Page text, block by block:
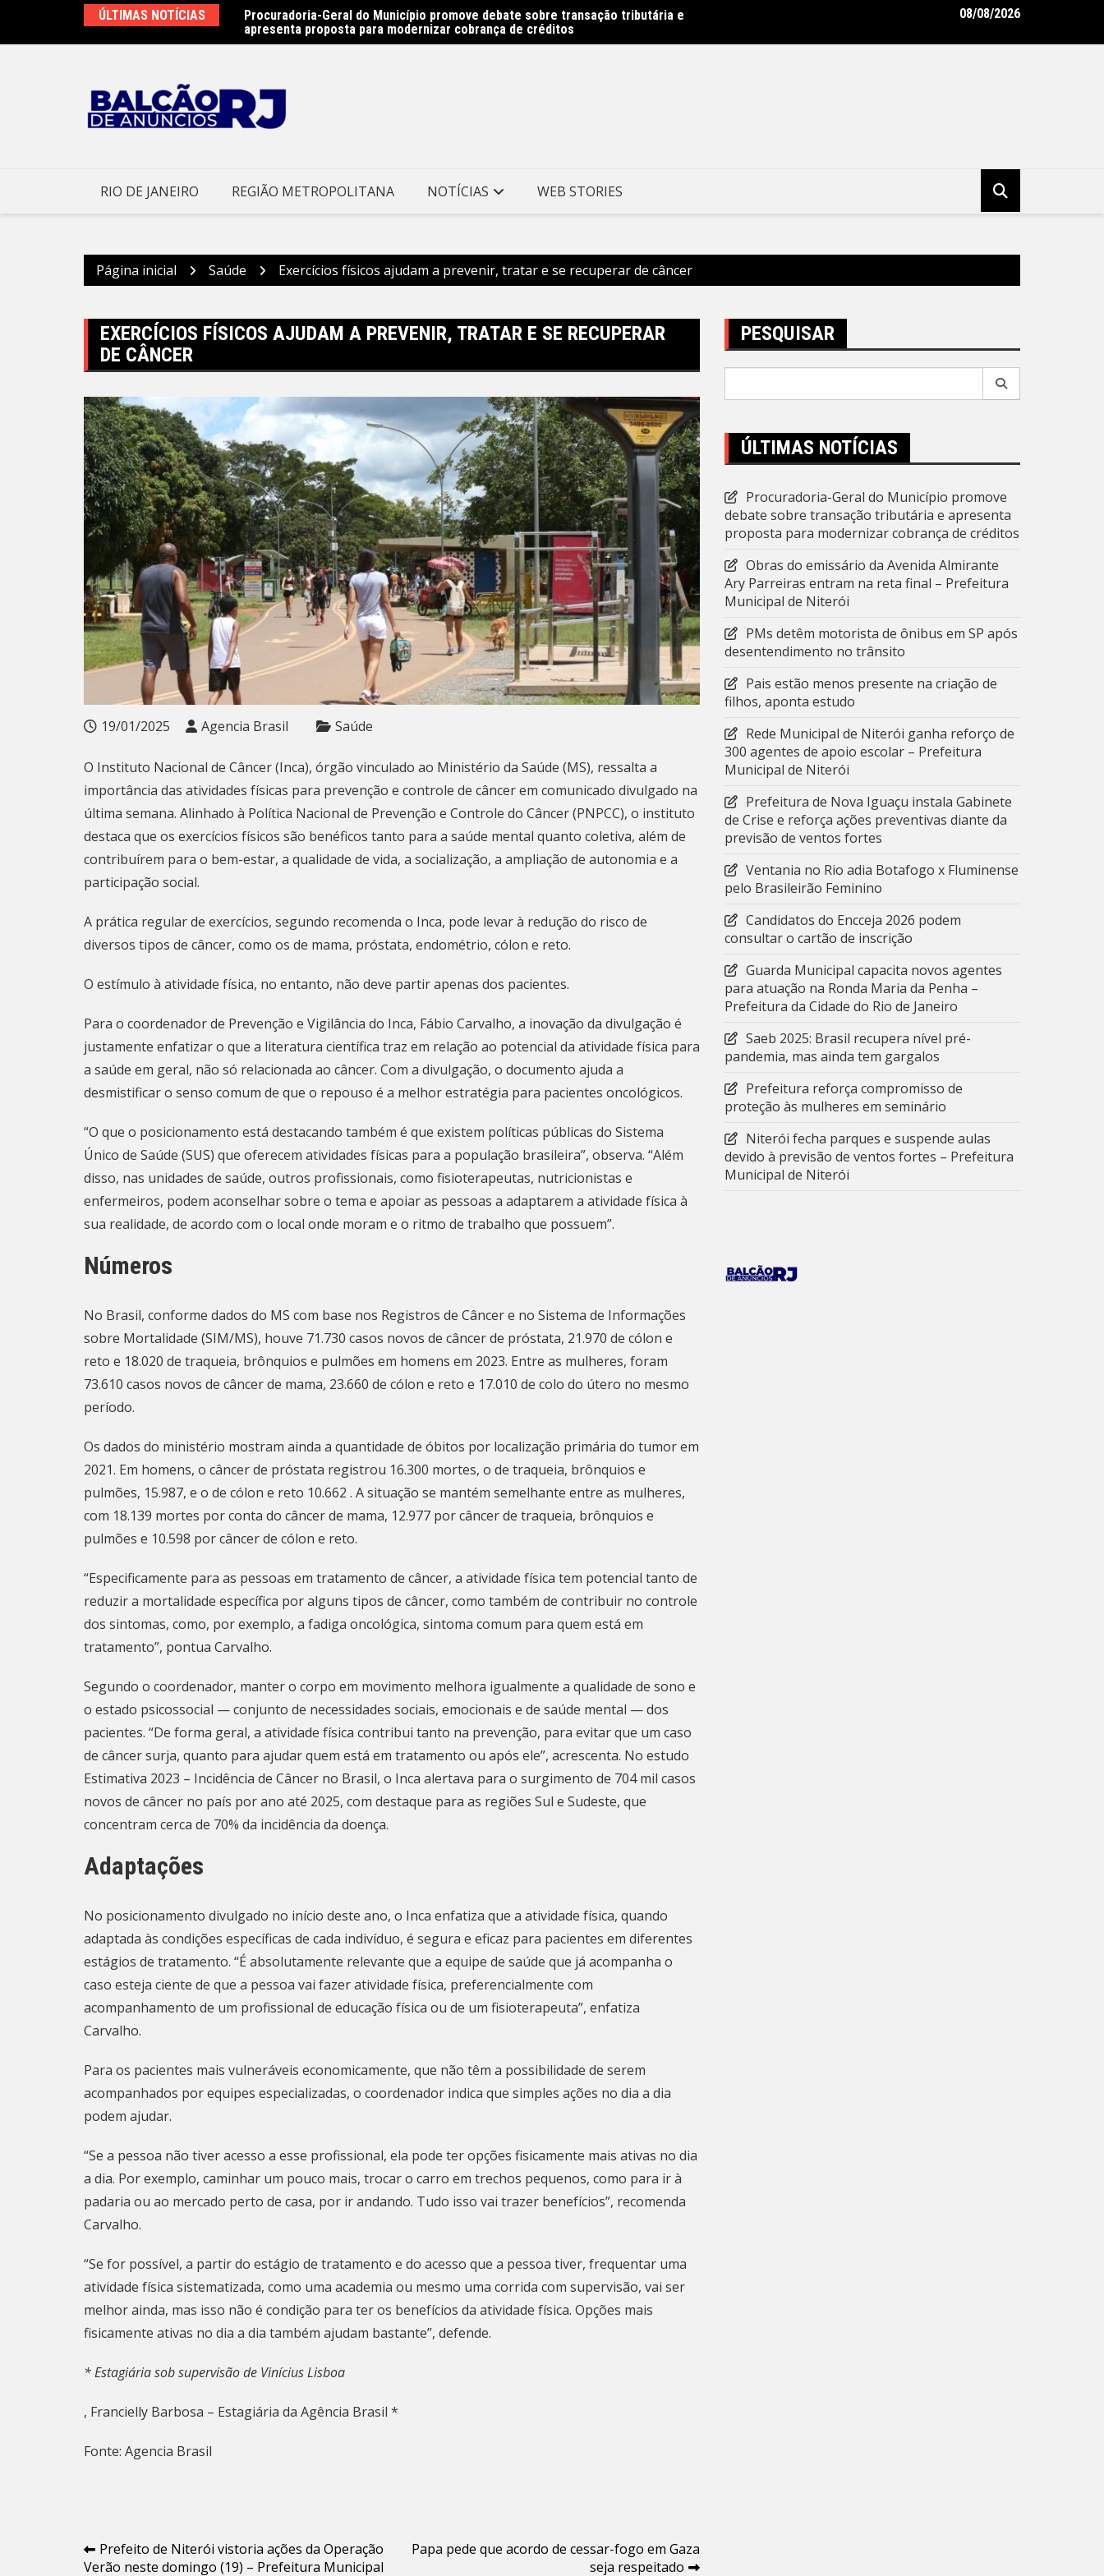
o
ÚLTIMAS NOTÍCIAS
Procuradoria-Geral do Município promove debate sobre transação tributária e
apresenta proposta para modernizar cobrança de créditos
Obras do emissário da Avenida Almirante Ary Parreiras entram na reta final –
Prefeitura Municipal de Niterói
Rede Municipal de Niterói ganha reforço de 300 agentes de apoio
08/08/2026
RIO DE JANEIRO REGIÃO METROPOLITANA NOTÍCIAS WEB STORIES
Página inicial Saúde Exercícios físicos ajudam a prevenir, tratar e se recuperar de câncer
EXERCÍCIOS FÍSICOS AJUDAM A PREVENIR, TRATAR E SE RECUPERAR
DE CÂNCER
19/01/2025 Agencia Brasil Saúde
O Instituto Nacional de Câncer (Inca), órgão vinculado ao Ministério da Saúde (MS), ressalta a
importância das atividades físicas para prevenção e controle de câncer em comunicado divulgado na
última semana. Alinhado à Política Nacional de Prevenção e Controle do Câncer (PNPCC), o instituto
destaca que os exercícios físicos são benéficos tanto para a saúde mental quanto coletiva, além de
contribuírem para o bem-estar, a qualidade de vida, a socialização, a ampliação de autonomia e a
participação social.
A prática regular de exercícios, segundo recomenda o Inca, pode levar à redução do risco de
diversos tipos de câncer, como os de mama, próstata, endométrio, cólon e reto.
O estímulo à atividade física, no entanto, não deve partir apenas dos pacientes.
Para o coordenador de Prevenção e Vigilância do Inca, Fábio Carvalho, a inovação da divulgação é
justamente enfatizar o que a literatura científica traz em relação ao potencial da atividade física para
a saúde em geral, não só relacionada ao câncer. Com a divulgação, o documento ajuda a
desmistificar o senso comum de que o repouso é a melhor estratégia para pacientes oncológicos.
“O que o posicionamento está destacando também é que existem políticas públicas do Sistema
Único de Saúde (SUS) que oferecem atividades físicas para a população brasileira”, observa. “Além
disso, nas unidades de saúde, outros profissionais, como fisioterapeutas, nutricionistas e
enfermeiros, podem aconselhar sobre o tema e apoiar as pessoas a adaptarem a atividade física à
sua realidade, de acordo com o local onde moram e o ritmo de trabalho que possuem”.
Números
No Brasil, conforme dados do MS com base nos Registros de Câncer e no Sistema de Informações
sobre Mortalidade (SIM/MS), houve 71.730 casos novos de câncer de próstata, 21.970 de cólon e
reto e 18.020 de traqueia, brônquios e pulmões em homens em 2023. Entre as mulheres, foram
73.610 casos novos de câncer de mama, 23.660 de cólon e reto e 17.010 de colo do útero no mesmo
período.
Os dados do ministério mostram ainda a quantidade de óbitos por localização primária do tumor em
2021. Em homens, o câncer de próstata registrou 16.300 mortes, o de traqueia, brônquios e
pulmões, 15.987, e o de cólon e reto 10.662 . A situação se mantém semelhante entre as mulheres,
com 18.139 mortes por conta do câncer de mama, 12.977 por câncer de traqueia, brônquios e
pulmões e 10.598 por câncer de cólon e reto.
“Especificamente para as pessoas em tratamento de câncer, a atividade física tem potencial tanto de
reduzir a mortalidade específica por alguns tipos de câncer, como também de contribuir no controle
dos sintomas, como, por exemplo, a fadiga oncológica, sintoma comum para quem está em
tratamento”, pontua Carvalho.
Segundo o coordenador, manter o corpo em movimento melhora igualmente a qualidade de sono e
o estado psicossocial — conjunto de necessidades sociais, emocionais e de saúde mental — dos
pacientes. “De forma geral, a atividade física contribui tanto na prevenção, para evitar que um caso
de câncer surja, quanto para ajudar quem está em tratamento ou após ele”, acrescenta. No estudo
Estimativa 2023 – Incidência de Câncer no Brasil, o Inca alertava para o surgimento de 704 mil casos
novos de câncer no país por ano até 2025, com destaque para as regiões Sul e Sudeste, que
concentram cerca de 70% da incidência da doença.
Adaptações
No posicionamento divulgado no início deste ano, o Inca enfatiza que a atividade física, quando
adaptada às condições específicas de cada indivíduo, é segura e eficaz para pacientes em diferentes
estágios de tratamento. “É absolutamente relevante que a equipe de saúde que já acompanha o
caso esteja ciente de que a pessoa vai fazer atividade física, preferencialmente com
acompanhamento de um profissional de educação física ou de um fisioterapeuta”, enfatiza
Carvalho.
Para os pacientes mais vulneráveis economicamente, que não têm a possibilidade de serem
acompanhados por equipes especializadas, o coordenador indica que simples ações no dia a dia
podem ajudar.
“Se a pessoa não tiver acesso a esse profissional, ela pode ter opções fisicamente mais ativas no dia
a dia. Por exemplo, caminhar um pouco mais, trocar o carro em trechos pequenos, como para ir à
padaria ou ao mercado perto de casa, por ir andando. Tudo isso vai trazer benefícios”, recomenda
Carvalho.
“Se for possível, a partir do estágio de tratamento e do acesso que a pessoa tiver, frequentar uma
atividade física sistematizada, como uma academia ou mesmo uma corrida com supervisão, vai ser
melhor ainda, mas isso não é condição para ter os benefícios da atividade física. Opções mais
fisicamente ativas no dia a dia também ajudam bastante”, defende.
* Estagiária sob supervisão de Vinícius Lisboa
, Francielly Barbosa – Estagiária da Agência Brasil *
Fonte: Agencia Brasil
Navegação
Prefeito de Niterói vistoria ações da Operação
Verão neste domingo (19) – Prefeitura Municipal
Papa pede que acordo de cessar-fogo em Gaza
seja respeitado
PESQUISAR
ÚLTIMAS NOTÍCIAS
Procuradoria-Geral do Município promove
debate sobre transação tributária e apresenta
proposta para modernizar cobrança de créditos
Obras do emissário da Avenida Almirante
Ary Parreiras entram na reta final – Prefeitura
Municipal de Niterói
PMs detêm motorista de ônibus em SP após
desentendimento no trânsito
Pais estão menos presente na criação de
filhos, aponta estudo
Rede Municipal de Niterói ganha reforço de
300 agentes de apoio escolar – Prefeitura
Municipal de Niterói
Prefeitura de Nova Iguaçu instala Gabinete
de Crise e reforça ações preventivas diante da
previsão de ventos fortes
Ventania no Rio adia Botafogo x Fluminense
pelo Brasileirão Feminino
Candidatos do Encceja 2026 podem
consultar o cartão de inscrição
Guarda Municipal capacita novos agentes
para atuação na Ronda Maria da Penha –
Prefeitura da Cidade do Rio de Janeiro
Saeb 2025: Brasil recupera nível pré-
pandemia, mas ainda tem gargalos
Prefeitura reforça compromisso de
proteção às mulheres em seminário
Niterói fecha parques e suspende aulas
devido à previsão de ventos fortes – Prefeitura
Municipal de Niterói